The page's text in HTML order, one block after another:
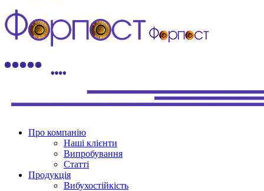
Про компанію
Наші клієнти
Випробування
Статті
Продукція
Вибухостійкість